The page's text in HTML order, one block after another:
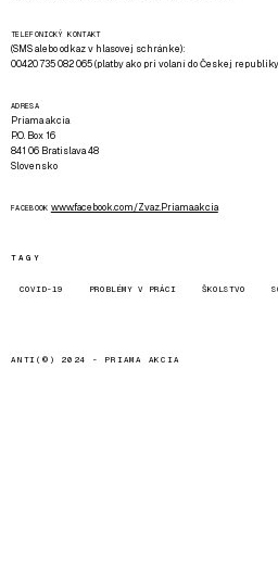
TELEFONICKÝ KONTAKT
(SMS alebo odkaz v hlasovej schránke):
00420 735 082 065 (platby ako pri volaní do Českej
ADRESA
Priama akcia
P.O. Box 16
841 06 Bratislava 48
Slovensko
FACEBOOK www.facebook.com/Zvaz.Priama.akcia
TAGY
COVID-19 PROBLÉMY V PRÁCI ŠKOLSTVO
ANTI(©) 2024 - PRIAMA AKCIA